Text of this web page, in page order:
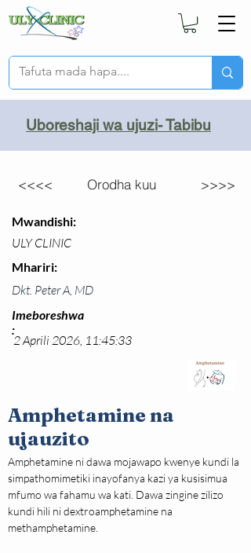
Uboreshaji wa ujuzi- Tabibu
<<<< Orodha kuu >>>>
Mwandishi:
ULY CLINIC
Mhariri:
Dkt. Peter A, MD
2 Aprili 2026, 11:45:33
Amphetamine na
ujauzito
Imeboreshwa
:
Amphetamine ni dawa mojawapo kwenye kundi la
simpathomimetiki inayofanya kazi ya kusisimua
mfumo wa fahamu wa kati. Dawa zingine zilizo
kundi hili ni dextroamphetamine na
methamphetamine.